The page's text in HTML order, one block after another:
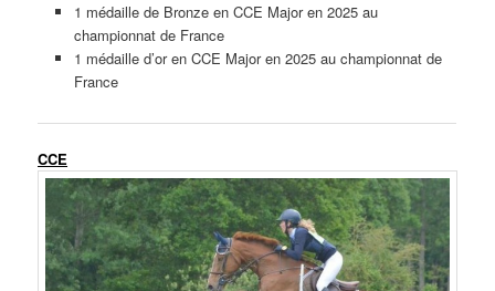
1 médaille de Bronze en CCE Major en 2025 au
championnat de France
1 médaille d’or en CCE Major en 2025 au championnat de
France
CCE